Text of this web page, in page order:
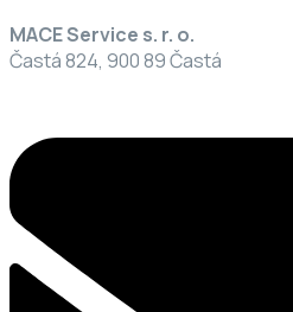
MACE Service s. r. o.
Častá 824, 900 89 Častá